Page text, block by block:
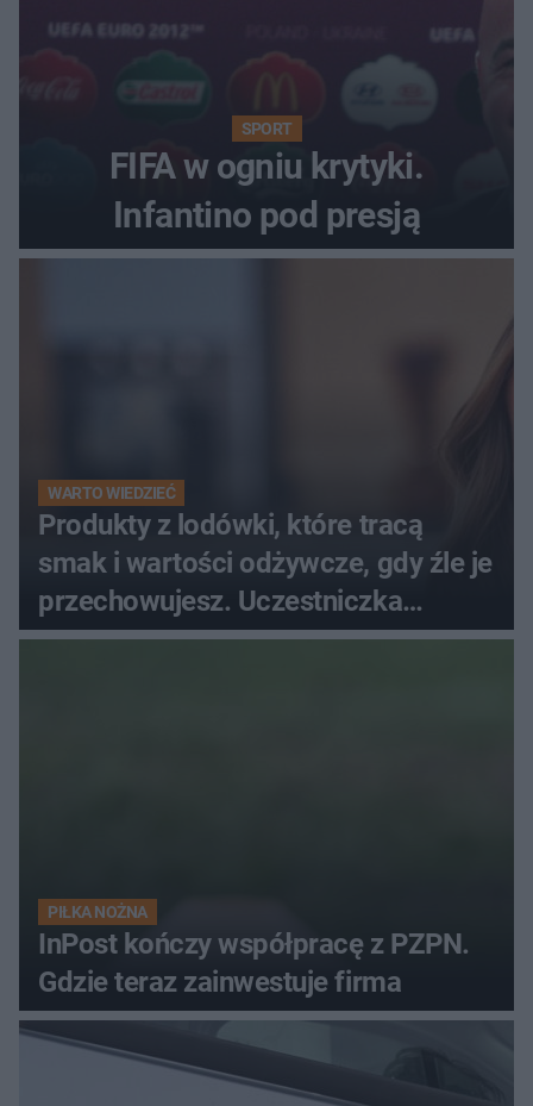
SPORT
FIFA w ogniu krytyki.
Infantino pod presją
WARTO WIEDZIEĆ
Produkty z lodówki, które tracą
smak i wartości odżywcze, gdy źle je
przechowujesz. Uczestniczka
"MasterChefa"
PIŁKA NOŻNA
InPost kończy współpracę z PZPN.
Gdzie teraz zainwestuje firma